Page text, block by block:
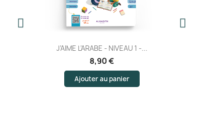
J’AIME L’ARABE - NIVEAU 1 -...
8,90 €
Ajouter au panier